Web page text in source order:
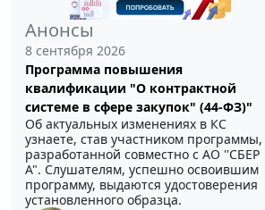
Анонсы
8 сентября 2026
Программа повышения
квалификации "О контрактной
системе в сфере закупок" (44-ФЗ)"
Об актуальных изменениях в КС
узнаете, став участником программы,
разработанной совместно с АО ''СБЕР
А". Слушателям, успешно освоившим
программу, выдаются удостоверения
установленного образца.